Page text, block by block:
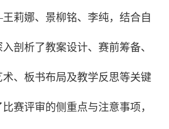
莉娜、景柳铭、李纯，结合自
剖析了教案设计、赛前筹备、
、板书布局及教学反思等关键
赛评审的侧重点与注意事项，